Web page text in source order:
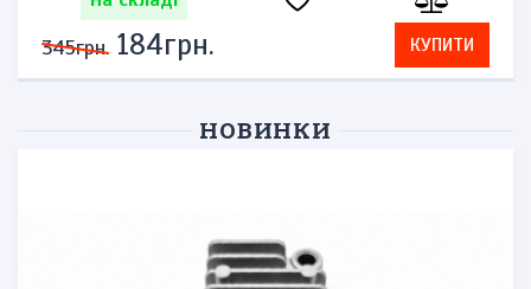
575грн. 276грн. КУПИТИ
НОВИНКИ